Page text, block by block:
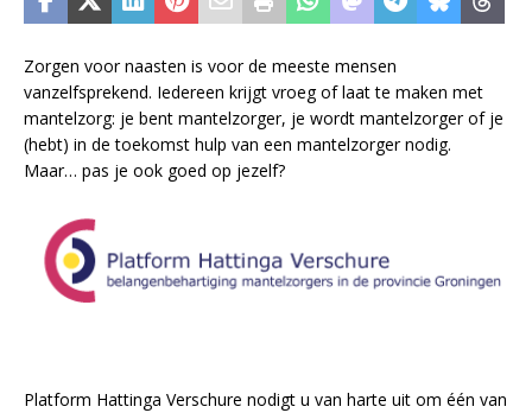
Zorgen voor naasten is voor de meeste mensen
vanzelfsprekend. Iedereen krijgt vroeg of laat te maken met
mantelzorg: je bent mantelzorger, je wordt mantelzorger of je
(hebt) in de toekomst hulp van een mantelzorger nodig.
Maar… pas je ook goed op jezelf?
Platform Hattinga Verschure nodigt u van harte uit om één van